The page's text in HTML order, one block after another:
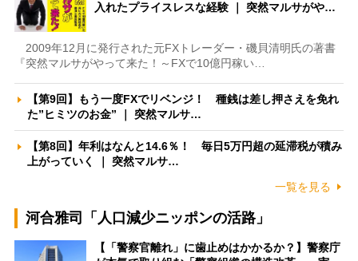
入れたプライスレスな経験 ｜ 突然マルサがや…
2009年12月に発行された元FXトレーダー・磯貝清明氏の著書
『突然マルサがやって来た！～FXで10億円稼い…
【第9回】もう一度FXでリベンジ！ 種銭は差し押さえを免れ
た”ヒミツのお金” ｜ 突然マルサ…
【第8回】年利はなんと14.6％！ 毎日5万円超の延滞税が積み
上がっていく ｜ 突然マルサ…
一覧を見る
河合雅司「人口減少ニッポンの活路」
【「警察官離れ」に歯止めはかかるか？】警察庁